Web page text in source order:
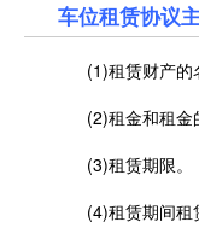
车位租赁协议
(1)租赁财产的
(2)租金和租金
(3)租赁期限。
(4)租赁期间租